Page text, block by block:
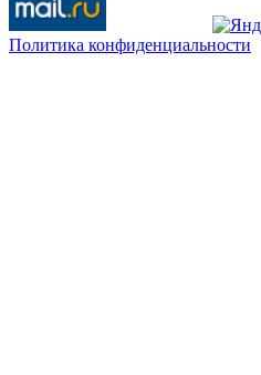
Политика конфиденциальности